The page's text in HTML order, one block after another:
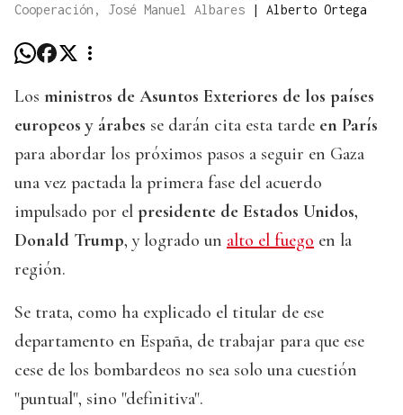
Cooperación, José Manuel Albares
| Alberto Ortega
Los ministros de Asuntos Exteriores de los países
europeos y árabes se darán cita esta tarde en París
para abordar los próximos pasos a seguir en Gaza
una vez pactada la primera fase del acuerdo
impulsado por el presidente de Estados Unidos,
Donald Trump, y logrado un alto el fuego en la
región.
Se trata, como ha explicado el titular de ese
departamento en España, de trabajar para que ese
cese de los bombardeos no sea solo una cuestión
"puntual", sino "definitiva".